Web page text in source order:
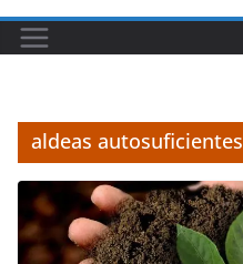
aldeas autosuficientes